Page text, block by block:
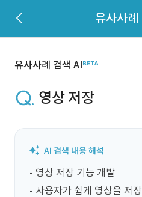
유사사
유사사례 검색 AI
영상 저장
- 영상 저장 기능 개발
- 사용자가 쉽게 영상을 저